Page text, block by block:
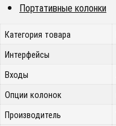
Портативные колонки
Категория товара
Интерфейсы
Входы
Опции колонок
Производитель